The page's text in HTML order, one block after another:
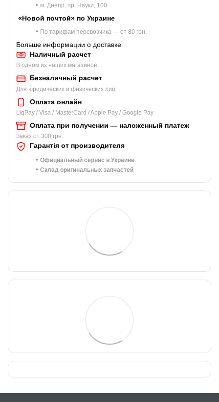
• м. Днепр, пр. Науки, 100
«Новой почтой» по Украине
• По тарифам перевозчика — от 80 грн.
Больше информации о доставке
Наличный расчет
В одном из наших магазинов
Безналичный расчет
Для юридических и физических лиц
Оплата онлайн
LiqPay / Visa / MasterCard / Apple Pay / Google Pay
Оплата при получении — наложенный платеж
Заказ от 300 грн.
Гарантія от производителя
• Официальный сервис в Украине
• Склад оригинальных запчастей